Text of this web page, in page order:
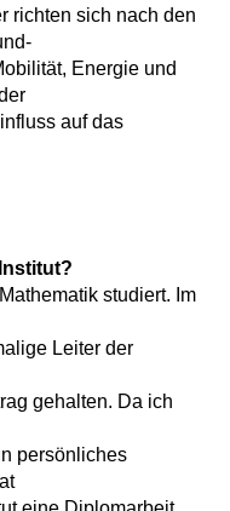
richten sich nach den
Energie und
auf das
studiert. Im
Leiter der
gehalten. Da ich
persönliches